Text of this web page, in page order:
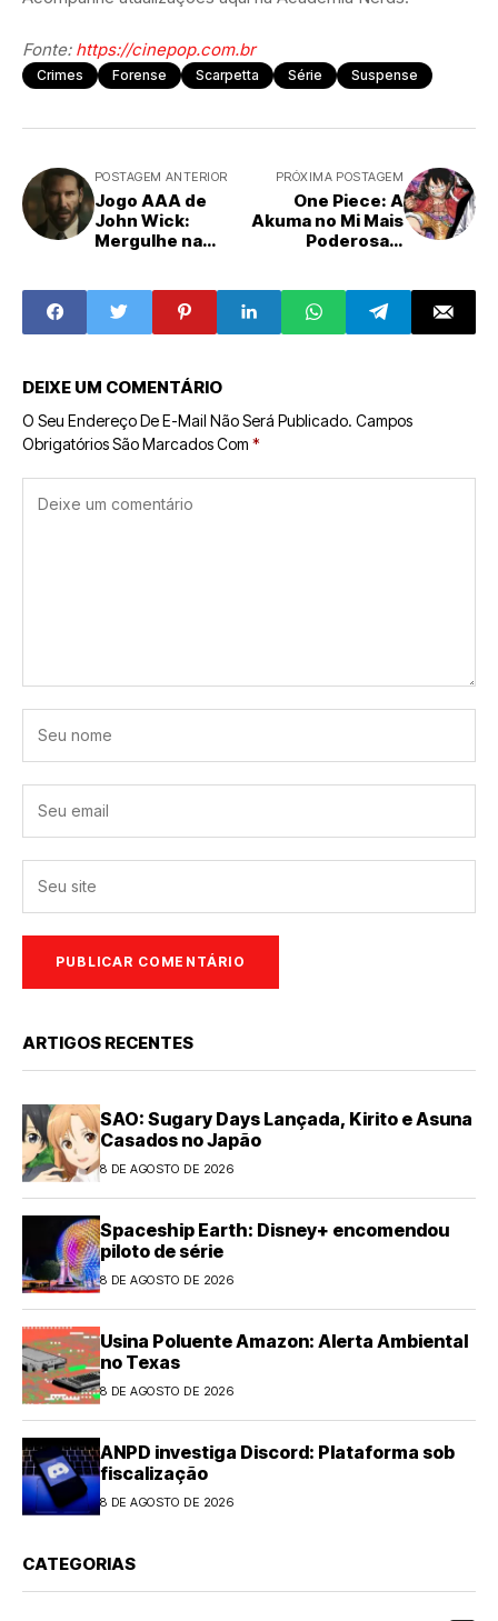
Fonte: https://cinepop.com.br
Crimes Forense Scarpetta Série Suspense
POSTAGEM ANTERIOR
Jogo AAA de
John Wick:
Mergulhe na
Filmes
PRÓXIMA POSTAGEM
One Piece: A
Akuma no Mi Mais
Poderosa é
DEIXE UM COMENTÁRIO
O Seu Endereço De E-Mail Não Será Publicado. Campos
Obrigatórios São Marcados Com *
ARTIGOS RECENTES
SAO: Sugary Days Lançada, Kirito e Asuna
Casados no Japão
8 DE AGOSTO DE 2026
Spaceship Earth: Disney+ encomendou
piloto de série
8 DE AGOSTO DE 2026
Usina Poluente Amazon: Alerta Ambiental
no Texas
8 DE AGOSTO DE 2026
ANPD investiga Discord: Plataforma sob
fiscalização
8 DE AGOSTO DE 2026
CATEGORIAS